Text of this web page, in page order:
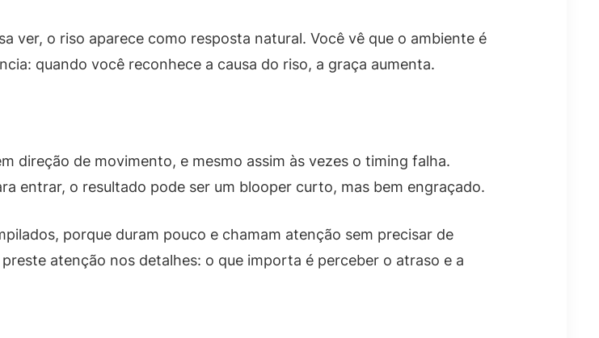
ver, o riso aparece como resposta natural. Você vê que o ambiente é
quando você reconhece a causa do riso, a graça aumenta.
direção de movimento, e mesmo assim às vezes o timing falha.
entrar, o resultado pode ser um blooper curto, mas bem engraçado.
porque duram pouco e chamam atenção sem precisar de
atenção nos detalhes: o que importa é perceber o atraso e a